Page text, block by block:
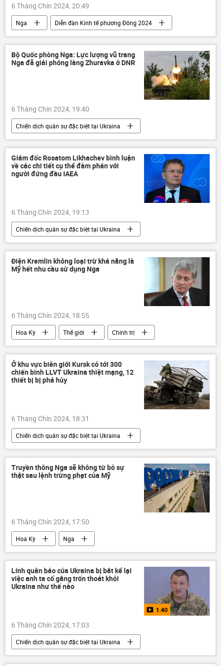
6 Tháng Chín 2024, 20:49
Nga
Diễn đàn Kinh tế phương Đông 2024
Vladivostok
MIA Rossiya Segodnya
Sputnik
RT
Hoa Kỳ
Thế giới
Chính trị
trừng phạt
Bộ Quốc phòng Nga: Lực lượng vũ trang
Nga đã giải phóng làng Zhuravka ở DNR
6 Tháng Chín 2024, 19:40
Chiến dịch quân sự đặc biệt tại Ukraina
Nga
Bộ Quốc phòng Nga
Quân đội Nga
Cuộc khủng hoảng ở Ukraina
Ukraina
xung đột quân sự
Lugansk
Thế giới
Giám đốc Rosatom Likhachev bình luận
về các chi tiết cụ thể đàm phán với
người đứng đầu IAEA
6 Tháng Chín 2024, 19:13
Chiến dịch quân sự đặc biệt tại Ukraina
Nga
Cuộc khủng hoảng ở Ukraina
Ukraina
xung đột quân sự
Thế giới
Zaporozhye
Điện Kremlin không loại trừ khả năng là
Mỹ hết nhu cầu sử dụng Nga
6 Tháng Chín 2024, 18:55
Hoa Kỳ Thế giới
Chính trị
Nga
Điện Kremlin
Dmitry Peskov
quan hệ quốc tế
Ở khu vực biên giới Kursk có tới 300
chiến binh LLVT Ukraina thiệt mạng, 12
thiết bị bị phá hủy
6 Tháng Chín 2024, 18:31
Chiến dịch quân sự đặc biệt tại Ukraina
Bộ Quốc phòng Nga
Nga
Cuộc khủng hoảng ở Ukraina
Ukraina
Thế giới
xung đột quân sự
Truyền thông Nga sẽ không từ bỏ sự
thật sau lệnh trừng phạt của Mỹ
6 Tháng Chín 2024, 17:50
Hoa Kỳ
Nga
Các biện pháp trừng phạt chống Nga
Chính trị
Thế giới
MIA Rossiya Segodnya
Lính quân báo của Ukraina bị bắt kể lại
việc anh ta cố gắng trốn thoát khỏi
Ukraina như thế nào
1:40
6 Tháng Chín 2024, 17:03
Chiến dịch quân sự đặc biệt tại Ukraina
Cuộc khủng hoảng ở Ukraina
Ukraina